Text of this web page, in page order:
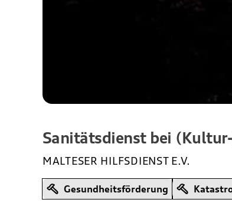
Sanitätsdienst bei
MALTESER HILFSDIENST E.V.
Gesundheitsförderung